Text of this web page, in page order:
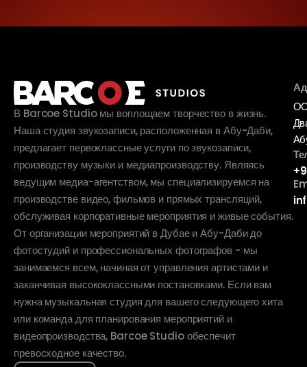
В Barcoe Studio мы воплощаем творчество в жизнь.
Наша студия звукозаписи, расположенная в Абу-Даби,
предлагает первоклассные услуги по звукозаписи,
производству музыки и медиапроизводству. Являясь
ведущим медиа-агентством, мы специализируемся на
производстве видео, фильмов и прямых трансляций,
обслуживая корпоративные мероприятия и живые события.
От организации мероприятий в Дубае и Абу-Даби до
фотостудий и профессиональных фотографов - мы
занимаемся всем, начиная от управления артистами и
заканчивая высококлассными постановками. Если вам
нужна музыкальная студия для вашего следующего хита
или команда для планирования мероприятий и
видеопроизводства, Barcoe Studio обеспечит
превосходное качество.